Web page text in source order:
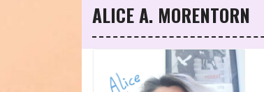
ALICE A. MORENTORN